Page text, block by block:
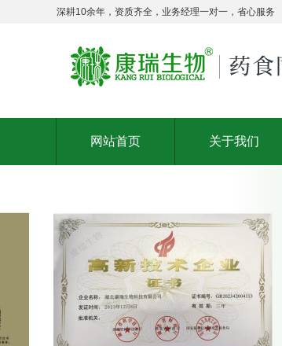
深耕10余年，资质齐全，业务经理一对一，省心服务
网站首页 关于我们